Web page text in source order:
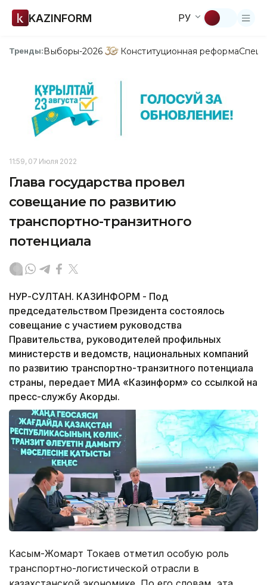
KAZINFORM РУ
Тренды:Выборы-2026 Конституционная реформа
11:59, 07 Июля 2022
Глава государства провел
совещание по развитию
транспортно-транзитного
потенциала
НУР-СУЛТАН. КАЗИНФОРМ - Под
председательством Президента состоялось
совещание с участием руководства
Правительства, руководителей профильных
министерств и ведомств, национальных компаний
по развитию транспортно-транзитного потенциала
страны, передает МИА «Казинформ» со ссылкой на
пресс-службу Акорды.
Касым-Жомарт Токаев отметил особую роль
транспортно-логистической отрасли в